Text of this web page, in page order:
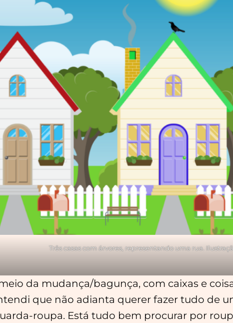
Três casas com árvores, representando uma rua.
da mudança/bagunça, com caixas e
que não adianta querer fazer tudo de
roupa. Está tudo bem procurar por